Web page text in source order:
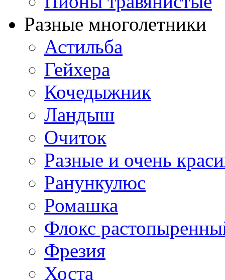
Разные многолетники
Астильба
Гейхера
Кочедыжник
Ландыш
Очиток
Разные и очень
Ранункулюс
Ромашка
Флокс
Фрезия
Хоста